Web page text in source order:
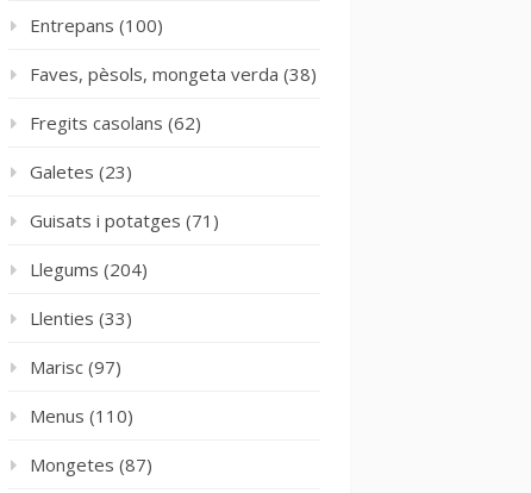
Entrepans (100)
Faves, pèsols, mongeta verda (38)
Fregits casolans (62)
Galetes (23)
Guisats i potatges (71)
Llegums (204)
Llenties (33)
Marisc (97)
Menus (110)
Mongetes (87)